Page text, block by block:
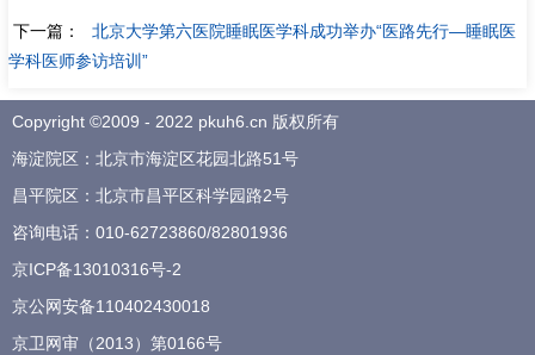
下一篇：
北京大学第六医院睡眠医学科成功举办“医路先行—睡眠医
学科医师参访培训”
Copyright ©2009 - 2022 pkuh6.cn 版权所有
海淀院区：北京市海淀区花园北路51号
昌平院区：北京市昌平区科学园路2号
咨询电话： 010-62723860/82801936
京ICP备13010316号-2
京公网安备110402430018
京卫网审（2013）第0166号